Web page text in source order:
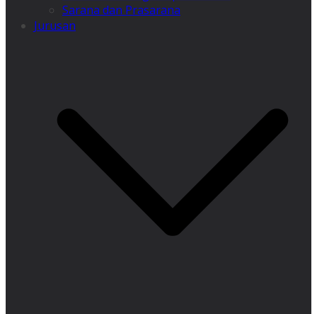
Sarana dan Prasarana
Jurusan